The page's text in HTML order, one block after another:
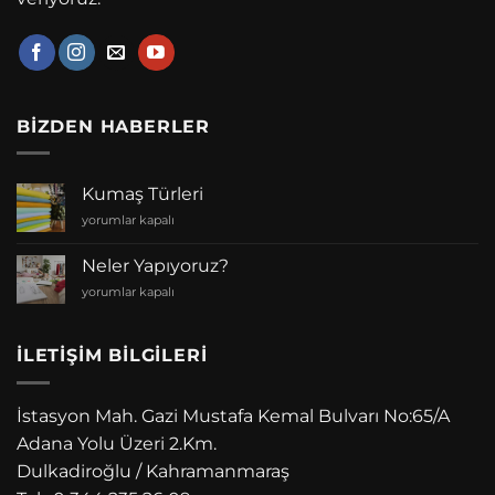
BIZDEN HABERLER
Kumaş Türleri
Kumaş
için
yorumlar kapalı
Neler Yapıyoruz?
Neler
yorumlar kapalı
İLETIŞIM BILGILERI
İstasyon Mah. Gazi Mustafa Kemal Bulvarı No:65/A
Adana Yolu Üzeri 2.Km.
Dulkadiroğlu / Kahramanmaraş